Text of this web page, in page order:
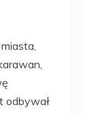
odbywał